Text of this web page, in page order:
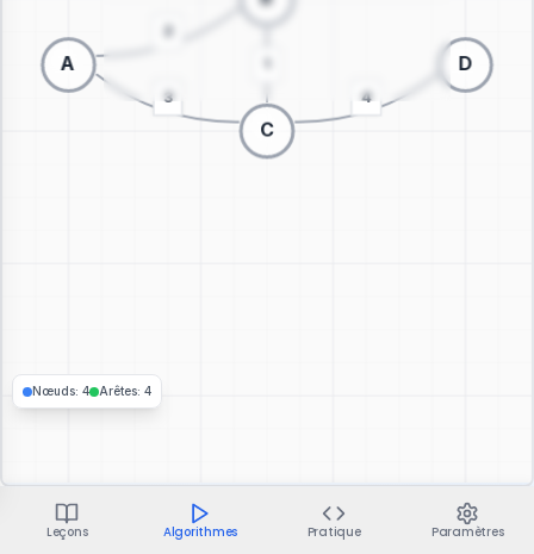
Passer à la visualisation 3D
Nœuds: 4 Arêtes: 4
Leçons Algorithmes Pratique Paramètres